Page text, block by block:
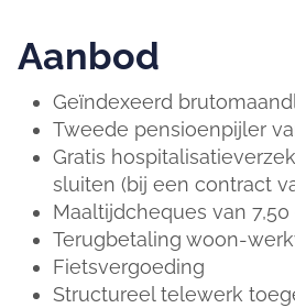
Aanbod
Geïndexeerd
Tweede pensioenpijler
Gratis
sluiten (bij een contract
Maaltijdcheques van 7,50
Terugbetaling woon-
Fietsvergoeding
Structureel telewerk